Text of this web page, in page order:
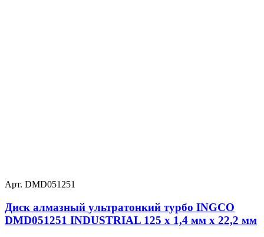
Арт. DMD051251
Диск алмазный ультратонкий турбо INGCO
DMD051251 INDUSTRIAL 125 х 1,4 мм x 22,2 мм